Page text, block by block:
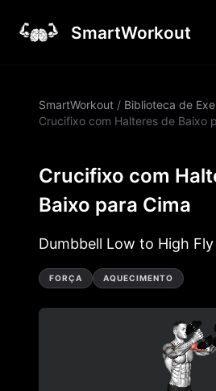
SmartWorkout
SmartWorkout / Biblioteca de
Crucifixo com Halteres de Baixo
Crucifixo com
Baixo para Cima
Dumbbell Low to High Fly
FORÇA AQUECIMENTO